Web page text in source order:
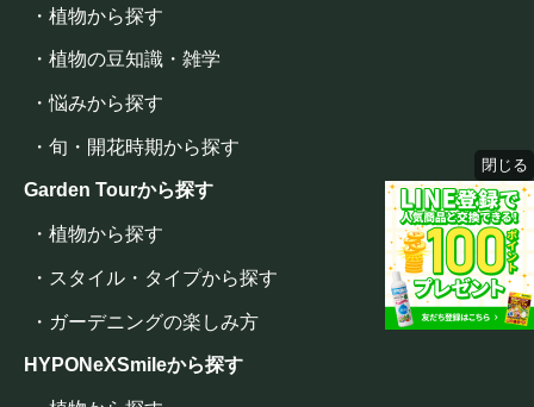
・植物から探す
・植物の豆知識・雑学
・悩みから探す
・旬・開花時期から探す
Garden Tourから探す
・植物から探す
・スタイル・タイプから探す
・ガーデニングの楽しみ方
HYPONeXSmileから探す
閉じる